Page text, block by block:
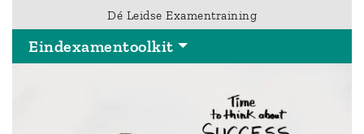
Dé Leidse Examentraining
Eindexamentoolkit